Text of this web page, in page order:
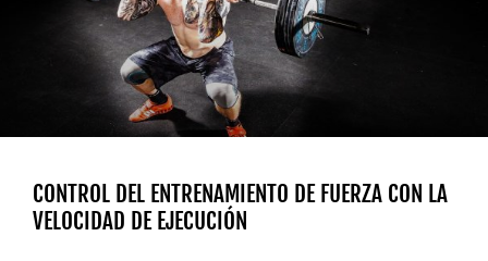
CONTROL DEL ENTRENAMIENTO DE FUERZA CON LA
VELOCIDAD DE EJECUCIÓN